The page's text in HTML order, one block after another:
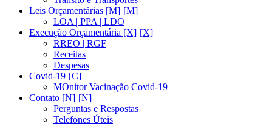
Leis Orçamentárias [M]
LOA | PPA | LDO
Execução Orçamentária [X]
RREO | RGF
Receitas
Despesas
Covid-19
MOnitor Vacinação Covid-19
Contato [N]
Perguntas e Respostas
Telefones Úteis